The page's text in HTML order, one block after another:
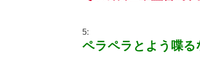
5:
ペラペラとよう喋